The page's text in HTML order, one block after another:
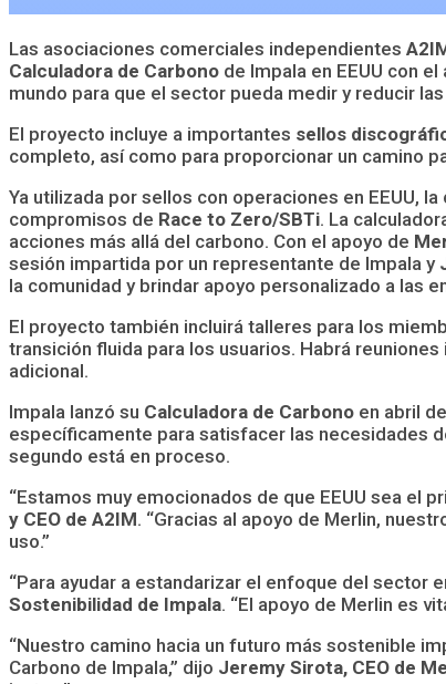
Las asociaciones comerciales independientes
Calculadora de Carbono de Impala en EEUU con
mundo para que el sector pueda medir y reducir
El proyecto incluye a importantes sellos
completo, así como para proporcionar un camino
Ya utilizada por sellos con operaciones en EEUU,
compromisos de Race to Zero/SBTi. La
acciones más allá del carbono. Con el apoyo de
sesión impartida por un representante de Impala y
la comunidad y brindar apoyo personalizado a las
El proyecto también incluirá talleres para los
transición fluida para los usuarios. Habrá
adicional.
Impala lanzó su Calculadora de Carbono en abril
específicamente para satisfacer las necesidades
segundo está en proceso.
“Estamos muy emocionados de que EEUU sea el
y CEO de A2IM. “Gracias al apoyo de Merlin,
uso.”
“Para ayudar a estandarizar el enfoque del sector
Sostenibilidad de Impala. “El apoyo de Merlin es
“Nuestro camino hacia un futuro más sostenible
Carbono de Impala,” dijo Jeremy Sirota, CEO de